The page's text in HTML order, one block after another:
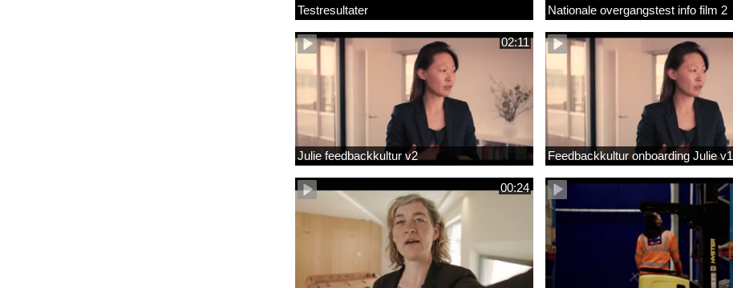
Testresultater Nationale overgangstest info film 2
02:11
Julie feedbackkultur v2 Feedbackkultur onboarding Julie v1
00:24